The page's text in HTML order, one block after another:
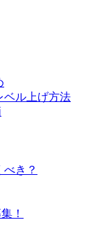
ベル上げ方法
き？
！